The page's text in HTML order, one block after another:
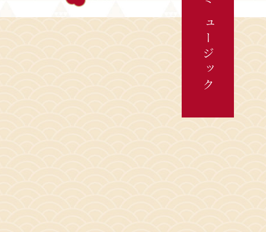
ミュージック